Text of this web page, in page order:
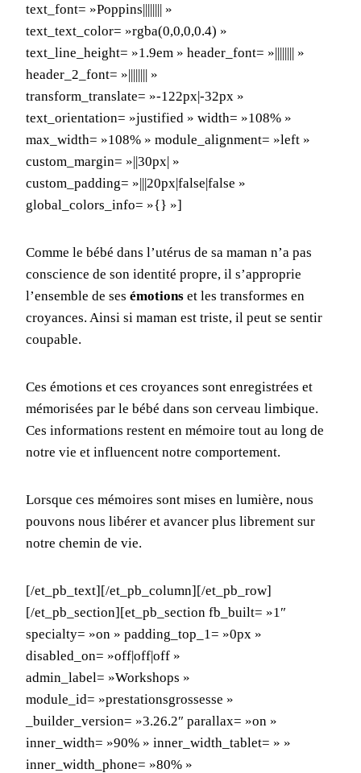
text_font= »Poppins|||||||| »
text_text_color= »rgba(0,0,0,0.4) »
text_line_height= »1.9em » header_font= »|||||||| »
header_2_font= »|||||||| »
transform_translate= »-122px|-32px »
text_orientation= »justified » width= »108% »
max_width= »108% » module_alignment= »left »
custom_margin= »||30px| »
custom_padding= »|||20px|false|false »
global_colors_info= »{} »]
Comme le bébé dans l’utérus de sa maman n’a pas
conscience de son identité propre, il s’approprie
l’ensemble de ses émotions et les transformes en
croyances. Ainsi si maman est triste, il peut se sentir
coupable.
Ces émotions et ces croyances sont enregistrées et
mémorisées par le bébé dans son cerveau limbique.
Ces informations restent en mémoire tout au long de
notre vie et influencent notre comportement.
Lorsque ces mémoires sont mises en lumière, nous
pouvons nous libérer et avancer plus librement sur
notre chemin de vie.
[/et_pb_text][/et_pb_column][/et_pb_row]
[/et_pb_section][et_pb_section fb_built= »1″
specialty= »on » padding_top_1= »0px »
disabled_on= »off|off|off »
admin_label= »Workshops »
module_id= »prestationsgrossesse »
_builder_version= »3.26.2″ parallax= »on »
inner_width= »90% » inner_width_tablet= » »
inner_width_phone= »80% »